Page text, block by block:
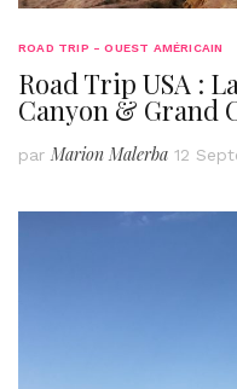
ROAD TRIP - OUEST AMÉRICAIN
Road Trip USA :
Canyon & Grand
parMarion Malerba 12